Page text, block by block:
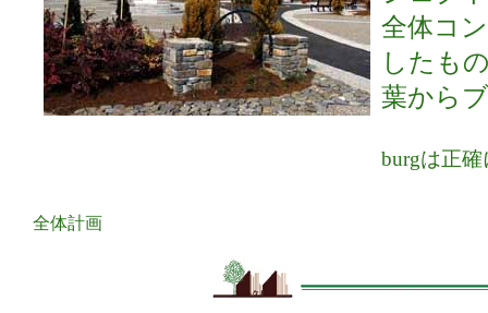
全体コ
したも
葉から
burgは正
全体計画